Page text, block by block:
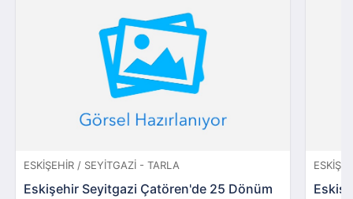
ESKIŞEHIR / SEYITGAZI - TARLA
Eskişehir Seyitgazi Çatören'de 25 Dönüm